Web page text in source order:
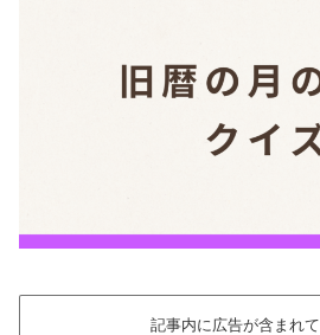
記事内に広告が含まれて